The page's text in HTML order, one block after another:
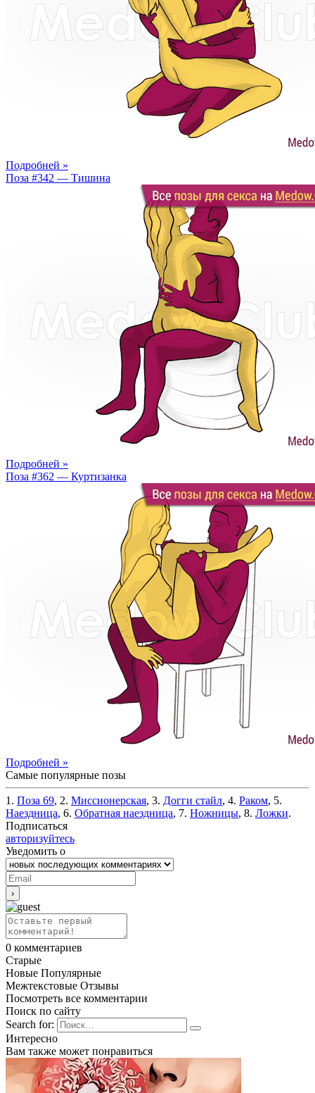
Подробней »
Поза #342 — Тишина
Подробней »
Поза #362 — Куртизанка
Подробней »
Самые популярные позы
1. Поза 69, 2. Миссионерская, 3. Догги стайл, 4. Раком, 5.
Наездница, 6. Обратная наездница, 7. Ножницы, 8. Ложки.
Подписаться
авторизуйтесь
Уведомить о
0 комментариев
Старые
Новые Популярные
Межтекстовые Отзывы
Посмотреть все комментарии
Поиск по сайту
Search for:
Интересно
Вам также может понравиться